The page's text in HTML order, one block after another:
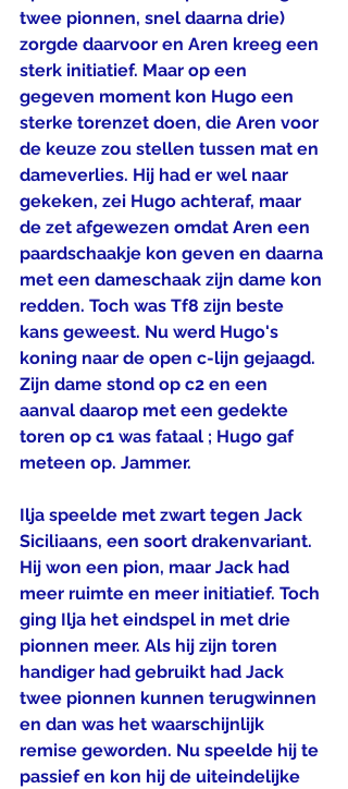
twee pionnen, snel daarna drie)
zorgde daarvoor en Aren kreeg een
sterk initiatief. Maar op een
gegeven moment kon Hugo een
sterke torenzet doen, die Aren voor
de keuze zou stellen tussen mat en
dameverlies. Hij had er wel naar
gekeken, zei Hugo achteraf, maar
de zet afgewezen omdat Aren een
paardschaakje kon geven en daarna
met een dameschaak zijn dame kon
redden. Toch was Tf8 zijn beste
kans geweest. Nu werd Hugo's
koning naar de open c-lijn gejaagd.
Zijn dame stond op c2 en een
aanval daarop met een gedekte
toren op c1 was fataal ; Hugo gaf
meteen op. Jammer.
Ilja speelde met zwart tegen Jack
Siciliaans, een soort drakenvariant.
Hij won een pion, maar Jack had
meer ruimte en meer initiatief. Toch
ging Ilja het eindspel in met drie
pionnen meer. Als hij zijn toren
handiger had gebruikt had Jack
twee pionnen kunnen terugwinnen
en dan was het waarschijnlijk
remise geworden. Nu speelde hij te
passief en kon hij de uiteindelijke